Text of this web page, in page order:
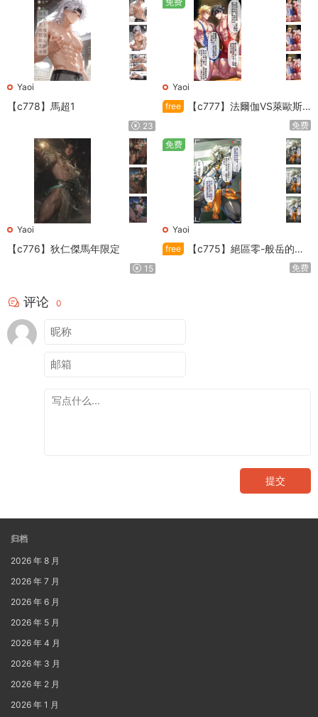
Yaoi
【c778】馬超1
23
Yaoi
free
【c777】法爾伽VS萊歐斯
免费
Yaoi
【c776】狄仁傑馬年限定
15
Yaoi
free
【c775】絕區零-般岳的訓
免费
免费
评论 0
提交
归档
2026 年 8 月
2026 年 7 月
2026 年 6 月
2026 年 5 月
2026 年 4 月
2026 年 3 月
2026 年 2 月
2026 年 1 月